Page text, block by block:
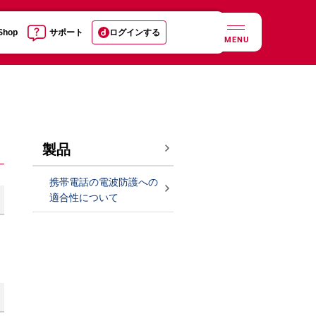
サポート ログインする
MENU
製品
携帯電話の電波防護への
適合性について